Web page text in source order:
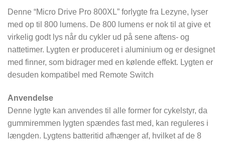
Denne “Micro Drive Pro 800XL” forlygte fra Lezyne, lyser
med op til 800 lumens. De 800 lumens er nok til at give et
virkelig godt lys når du cykler ud på sene aftens- og
nattetimer. Lygten er produceret i aluminium og er designet
med finner, som bidrager med en kølende effekt. Lygten er
desuden kompatibel med Remote Switch
Anvendelse
Denne lygte kan anvendes til alle former for cykelstyr, da
gummiremmen lygten spændes fast med, kan reguleres i
længden. Lygtens batteritid afhænger af, hvilket af de 8